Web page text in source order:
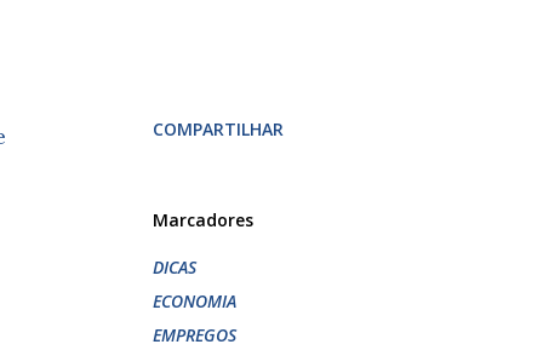
COMPARTILHAR
Marcadores
DICAS
ECONOMIA
EMPREGOS